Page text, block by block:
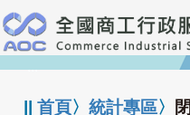
跳
到
主
要
:::
||首頁〉統計專區〉